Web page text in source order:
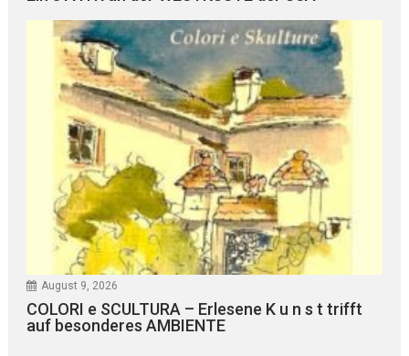
August 9, 2026
COLORI e SCULTURA – Erlesene K u n s t trifft
auf besonderes AMBIENTE